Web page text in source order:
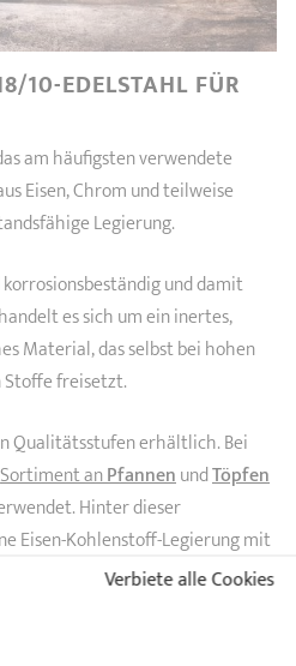
10-EDELSTAHL FÜR
am häufigsten verwendete
Eisen, Chrom und teilweise
Legierung.
und damit
es sich um ein inertes,
Material, das selbst bei hohen
freisetzt.
Qualitätsstufen erhältlich. Bei
Sortiment anPfannenundTöpfen
Hinter dieser
Eisen-Kohlenstoff-Legierung mit
die hochgradig widerstandsfähig
Verbiete alle Cookies